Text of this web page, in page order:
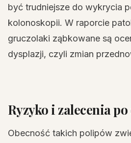
być trudniejsze do wykrycia
kolonoskopii. W raporcie
gruczolaki ząbkowane są
dysplazji, czyli zmian
Ryzyko i zalecenia
Obecność takich polipów